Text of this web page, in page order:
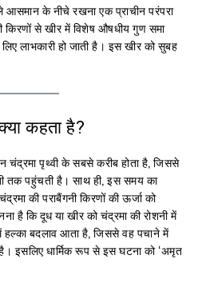
आसमान के नीचे रखना एक प्राचीन परंपरा
किरणों से खीर में विशेष औषधीय गुण समा
लाभकारी हो जाती है। इस खीर को सुबह
क्या कहता है?
चंद्रमा पृथ्वी के सबसे करीब होता है, जिससे
तक पहुंचती है। साथ ही, इस समय का
की पराबैंगनी किरणों की ऊर्जा को
है कि दूध या खीर को चंद्रमा की रोशनी में
बदलाव आता है, जिससे वह पचाने में
इसलिए धार्मिक रूप से इस घटना को ‘अमृत